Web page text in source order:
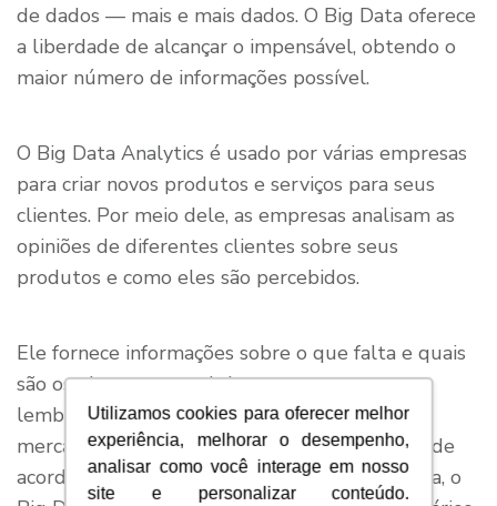
Utilizamos cookies para oferecer melhor
experiência, melhorar o desempenho,
analisar como você interage em nosso
site e personalizar conteúdo.
de dados — mais e mais dados. O Big Data oferece
a liberdade de alcançar o impensável, obtendo o
maior número de informações possível.
O Big Data Analytics é usado por várias empresas
para criar novos produtos e serviços para seus
clientes. Por meio dele, as empresas analisam as
opiniões de diferentes clientes sobre seus
produtos e como eles são percebidos.
Ele fornece informações sobre o que falta e quais
são os elementos mais importantes a serem
lembrados ao desenvolver algo novo para o
mercado. Isso os ajuda a criar novos produtos de
acordo com a necessidade do cliente. Em suma, o